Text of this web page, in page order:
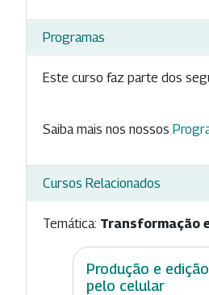
Programas
Este curso faz parte dos
Saiba mais nos nossos
Cursos Relacionados
Temática: Transformação
Produção e
pelo celular